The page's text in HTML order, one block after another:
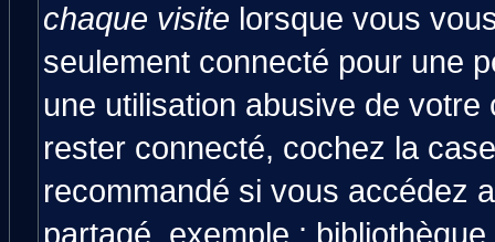
chaque visite lorsque vous
seulement connecté pour une
une utilisation abusive de
rester connecté, cochez la
recommandé si vous accédez
partagé, exemple :